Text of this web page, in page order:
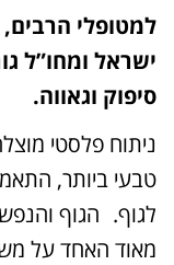
למטופלי
ישראל ומחו”ל
סיפוק וגאווה.
ניתוח פלסטי
טבעי ביותר,
לגוף. הגוף
מאוד האחד על